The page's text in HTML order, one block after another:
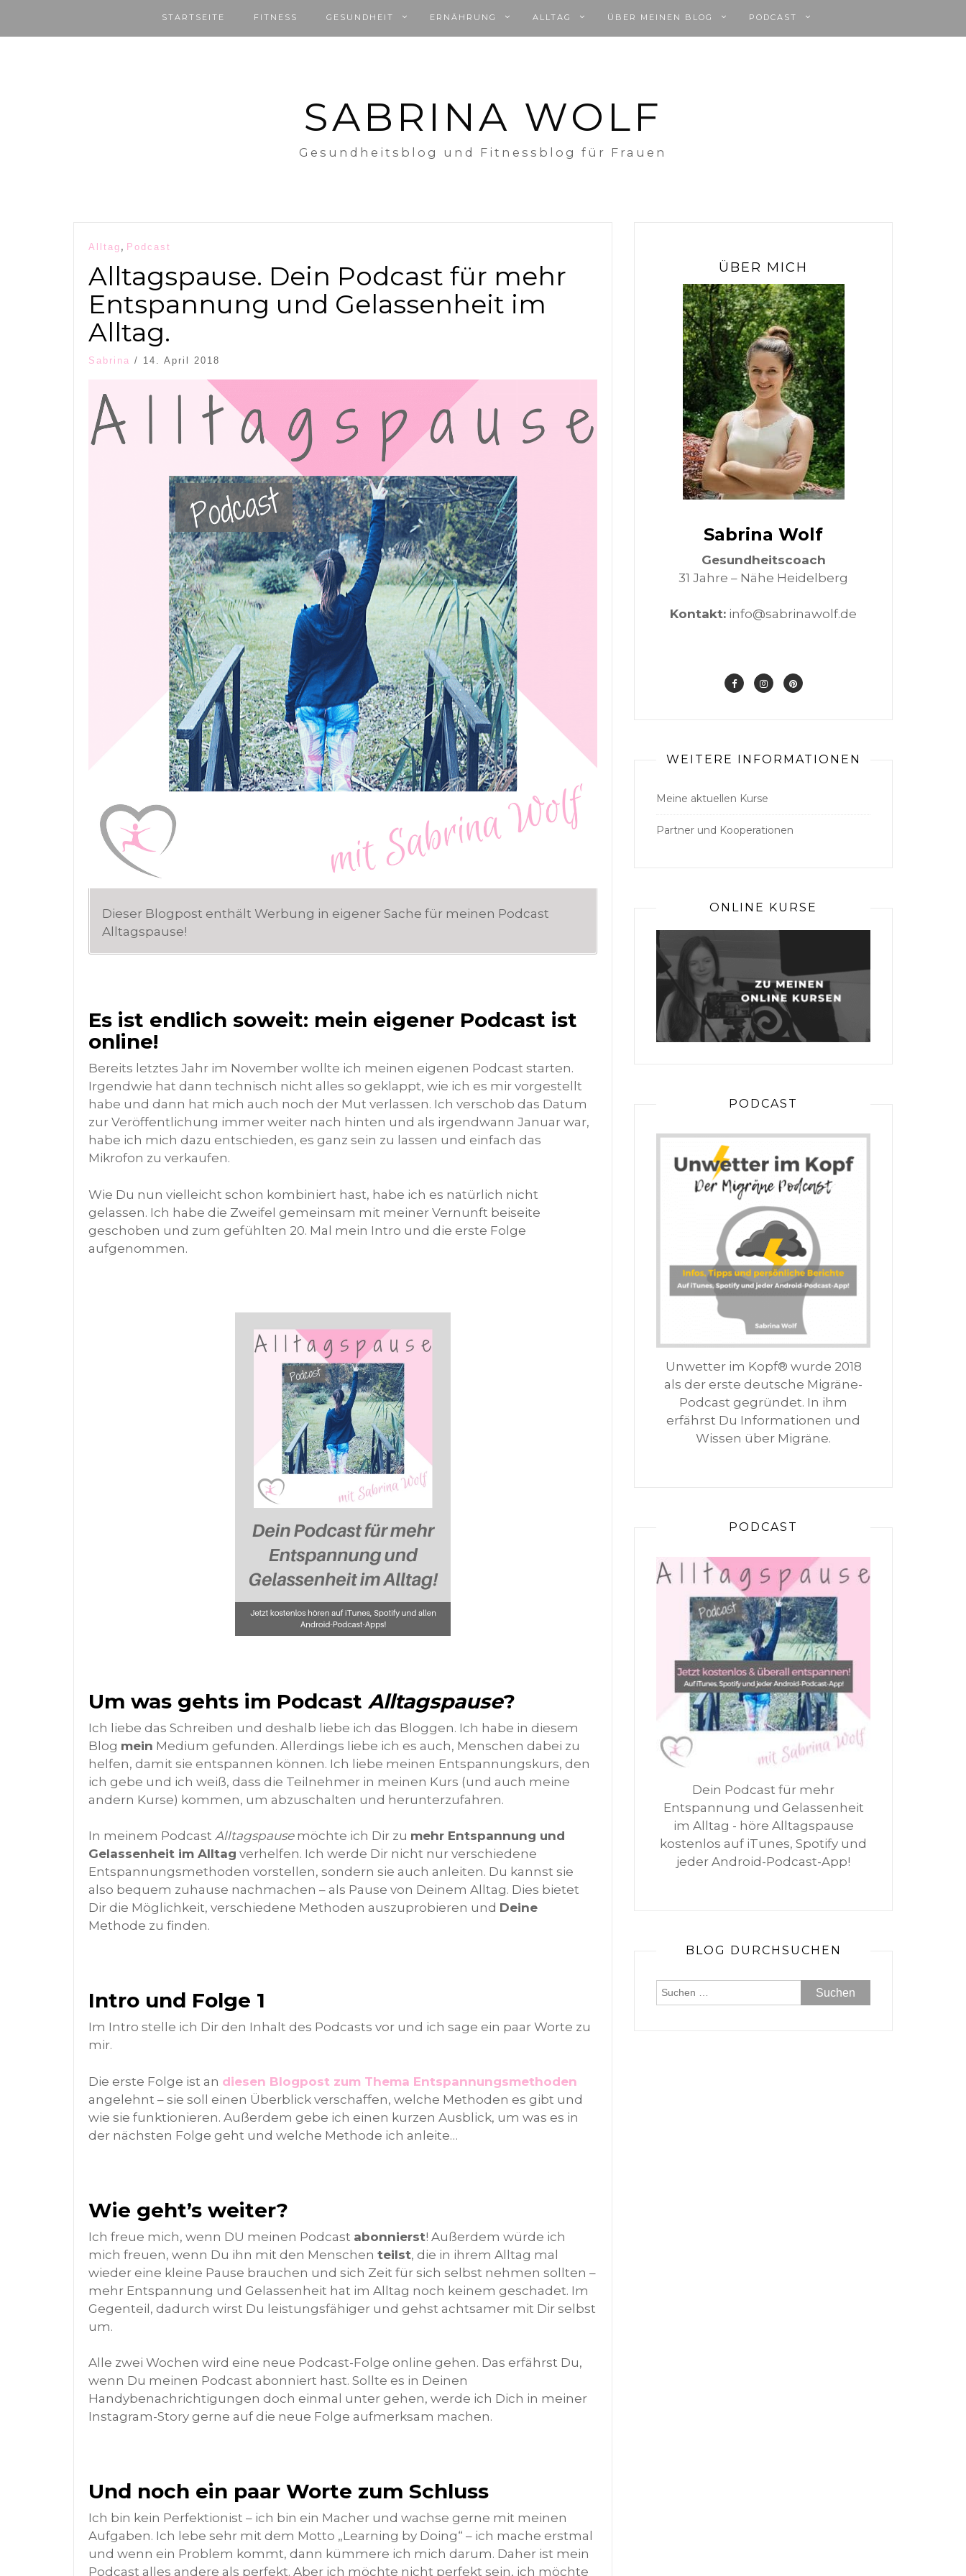
STARTSEITE FITNESS GESUNDHEIT ERNÄHRUNG ALLTAG ÜBER MEINEN BLOG PODCAST
SABRINA WOLF
Gesundheitsblog und Fitnessblog für Frauen
Alltag , Podcast
Alltagspause. Dein Podcast für mehr
Entspannung und Gelassenheit im
Alltag.
Sabrina / 14. April 2018
Dieser Blogpost enthält Werbung in eigener Sache für meinen Podcast
Alltagspause!
Es ist endlich soweit: mein eigener Podcast ist
online!
Bereits letztes Jahr im November wollte ich meinen eigenen Podcast starten.
Irgendwie hat dann technisch nicht alles so geklappt, wie ich es mir vorgestellt
habe und dann hat mich auch noch der Mut verlassen. Ich verschob das Datum
zur Veröffentlichung immer weiter nach hinten und als irgendwann Januar war,
habe ich mich dazu entschieden, es ganz sein zu lassen und einfach das
Mikrofon zu verkaufen.
Wie Du nun vielleicht schon kombiniert hast, habe ich es natürlich nicht
gelassen. Ich habe die Zweifel gemeinsam mit meiner Vernunft beiseite
geschoben und zum gefühlten 20. Mal mein Intro und die erste Folge
aufgenommen.
Um was gehts im Podcast Alltagspause?
Ich liebe das Schreiben und deshalb liebe ich das Bloggen. Ich habe in diesem
Blog mein Medium gefunden. Allerdings liebe ich es auch, Menschen dabei zu
helfen, damit sie entspannen können. Ich liebe meinen Entspannungskurs, den
ich gebe und ich weiß, dass die Teilnehmer in meinen Kurs (und auch meine
andern Kurse) kommen, um abzuschalten und herunterzufahren.
In meinem Podcast Alltagspausemöchte ich Dir zu mehr Entspannung und
Gelassenheit im Alltag verhelfen. Ich werde Dir nicht nur verschiedene
Entspannungsmethoden vorstellen, sondern sie auch anleiten. Du kannst sie
also bequem zuhause nachmachen – als Pause von Deinem Alltag. Dies bietet
Dir die Möglichkeit, verschiedene Methoden auszuprobieren und Deine
Methode zu finden.
Intro und Folge 1
Im Intro stelle ich Dir den Inhalt des Podcasts vor und ich sage ein paar Worte zu
mir.
Die erste Folge ist an diesen Blogpost zum Thema Entspannungsmethoden
angelehnt – sie soll einen Überblick verschaffen, welche Methoden es gibt und
wie sie funktionieren. Außerdem gebe ich einen kurzen Ausblick, um was es in
der nächsten Folge geht und welche Methode ich anleite…
Wie geht’s weiter?
Ich freue mich, wenn DU meinen Podcast abonnierst! Außerdem würde ich
mich freuen, wenn Du ihn mit den Menschen teilst, die in ihrem Alltag mal
wieder eine kleine Pause brauchen und sich Zeit für sich selbst nehmen sollten –
mehr Entspannung und Gelassenheit hat im Alltag noch keinem geschadet. Im
Gegenteil, dadurch wirst Du leistungsfähiger und gehst achtsamer mit Dir selbst
um.
Alle zwei Wochen wird eine neue Podcast-Folge online gehen. Das erfährst Du,
wenn Du meinen Podcast abonniert hast. Sollte es in Deinen
Handybenachrichtigungen doch einmal unter gehen, werde ich Dich in meiner
Instagram-Story gerne auf die neue Folge aufmerksam machen.
Und noch ein paar Worte zum Schluss
Ich bin kein Perfektionist – ich bin ein Macher und wachse gerne mit meinen
Aufgaben. Ich lebe sehr mit dem Motto „Learning by Doing“ – ich mache erstmal
und wenn ein Problem kommt, dann kümmere ich mich darum. Daher ist mein
Podcast alles andere als perfekt. Aber ich möchte nicht perfekt sein, ich möchte
ÜBER MICH
Sabrina Wolf
Gesundheitscoach
31 Jahre – Nähe Heidelberg
Kontakt: info@sabrinawolf.de
WEITERE INFORMATIONEN
Meine aktuellen Kurse
Partner und Kooperationen
ONLINE KURSE
PODCAST
Unwetter im Kopf® wurde 2018
als der erste deutsche Migräne-
Podcast gegründet. In ihm
erfährst Du Informationen und
Wissen über Migräne.
PODCAST
Dein Podcast für mehr
Entspannung und Gelassenheit
im Alltag - höre Alltagspause
kostenlos auf iTunes, Spotify und
jeder Android-Podcast-App!
BLOG DURCHSUCHEN
Suchen
nach: